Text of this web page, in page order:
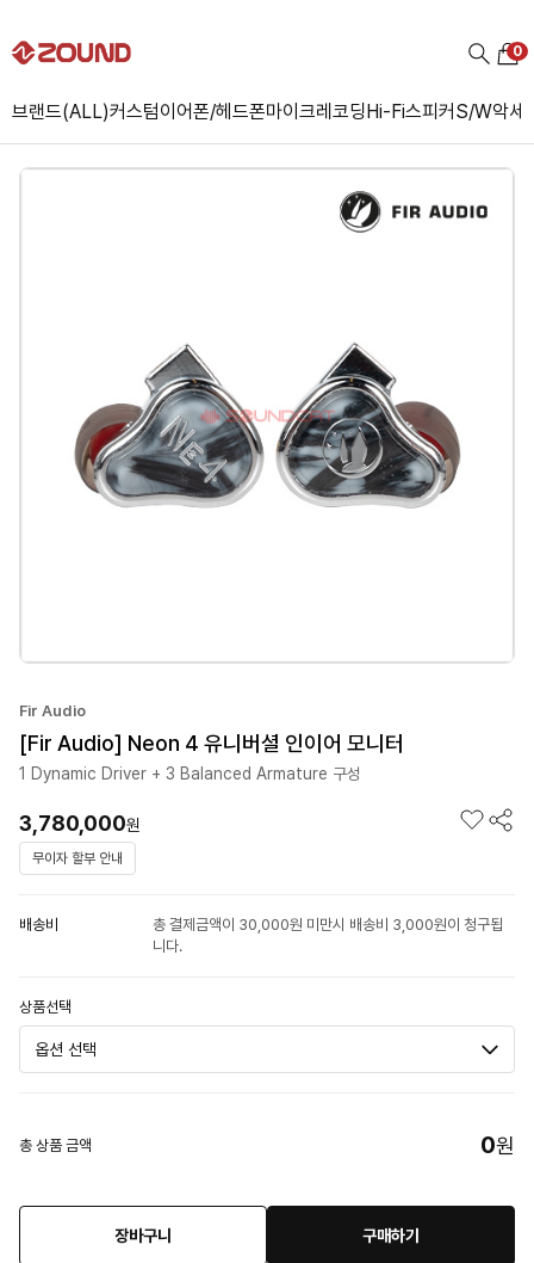
브랜드(ALL)커스텀이어폰/헤드폰마이크레코딩Hi-Fi스피커S/W악세
0
Fir Audio
[Fir Audio] Neon 4 유니버셜 인이어 모니터
1 Dynamic Driver + 3 Balanced Armature 구성
3,780,000원
무이자 할부 안내
배송비
총 결제금액이 30,000원 미만시 배송비 3,000원이 청구됩
니다.
상품선택
총 상품 금액 0원
장바구니 구매하기